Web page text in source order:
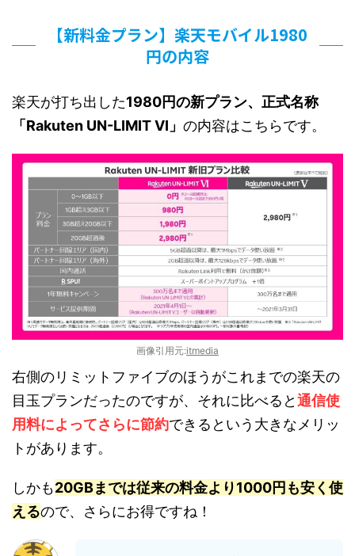
【新料金プラン】楽天モバイル1980
円の内容
楽天が打ち出した1980円の新プラン、正式名称
「Rakuten UN-LIMIT VI」 の内容はこちらです。
画像引用元:itmedia
右側のリミットファイブのほうがこれまでの楽天の
目玉プランだったのですが、それに比べると通信使
用料によってさらに節約できるという大きなメリッ
トがあります。
しかも20GBまでは従来の料金より1000円も安く使
えるので、さらにお得ですね！